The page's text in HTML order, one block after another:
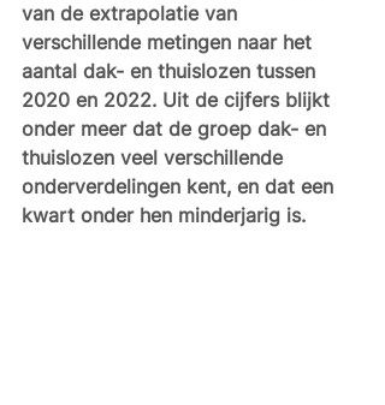
van de extrapolatie van
verschillende metingen naar het
aantal dak- en thuislozen tussen
2020 en 2022. Uit de cijfers blijkt
onder meer dat de groep dak- en
thuislozen veel verschillende
onderverdelingen kent, en dat een
kwart onder hen minderjarig is.